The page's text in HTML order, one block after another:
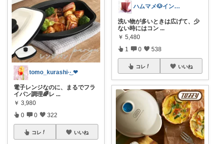
tomo_kurashi‪·͜· ❤︎‬
電子レンジなのに、まるでフラ
イパン調理🌈レ ...
￥ 3,980
0 0 322
コレ いいね
ハムマメ🐶インテリア・キッチン🌸
洗い物が多いときは広げて、少
ない時にはコン ...
￥ 5,480
1 0 538
コレ いいね